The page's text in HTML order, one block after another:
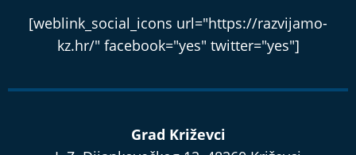
[weblink_social_icons url="https://razvijamo-
kz.hr/" facebook="yes" twitter="yes"]
Grad Križevci